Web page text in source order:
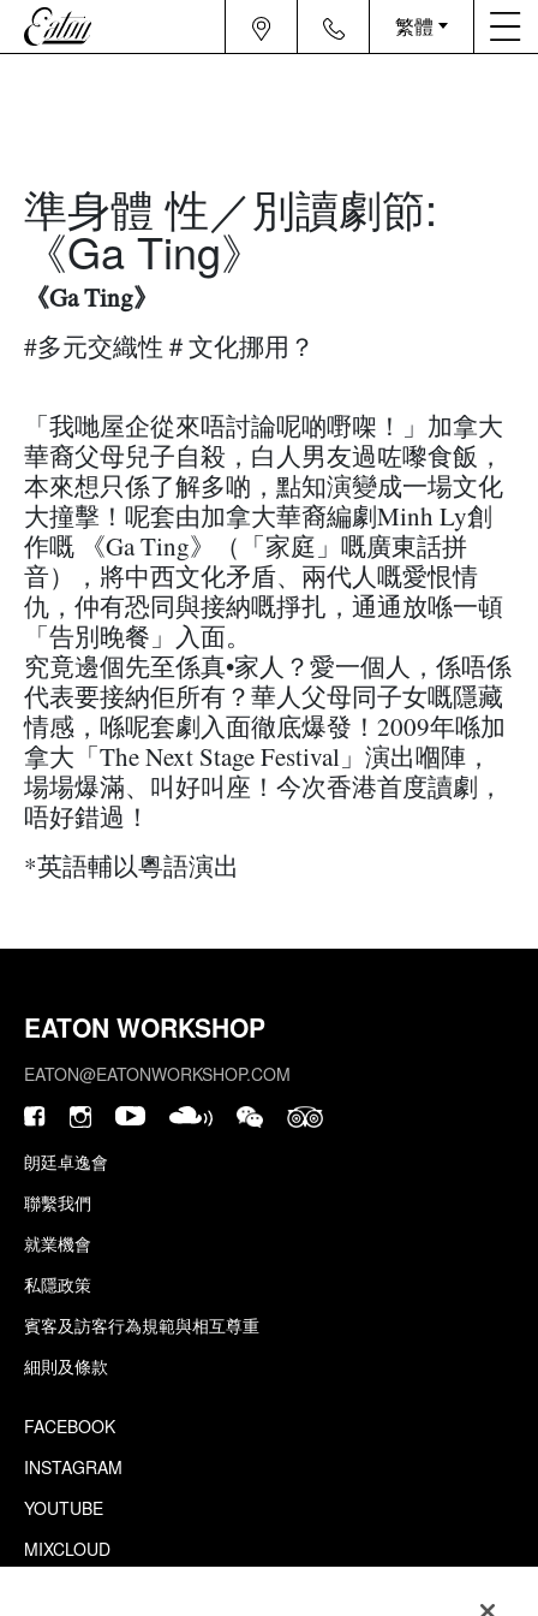
繁體
準身體 性／別讀劇節:
《Ga Ting》
《Ga Ting》
#多元交織性＃文化挪用？
「我哋屋企從來唔討論呢啲嘢㗎！」加拿大
華裔父母兒子自殺，白人男友過咗嚟食飯，
本來想只係了解多啲，點知演變成一場文化
大撞擊！呢套由加拿大華裔編劇Minh Ly創
作嘅 《Ga Ting》（「家庭」嘅廣東話拼
音），將中西文化矛盾、兩代人嘅愛恨情
仇，仲有恐同與接納嘅掙扎，通通放喺一頓
「告別晚餐」入面。
究竟邊個先至係真•家人？愛一個人，係唔係
代表要接納佢所有？華人父母同子女嘅隱藏
情感，喺呢套劇入面徹底爆發！2009年喺加
拿大「The Next Stage Festival」演出嗰陣，
場場爆滿、叫好叫座！今次香港首度讀劇，
唔好錯過！
*英語輔以粵語演出
EATON WORKSHOP
EATON@EATONWORKSHOP.COM
朗廷卓逸會
聯繫我們
就業機會
私隱政策
賓客及訪客行為規範與相互尊重
細則及條款
FACEBOOK
INSTAGRAM
YOUTUBE
MIXCLOUD